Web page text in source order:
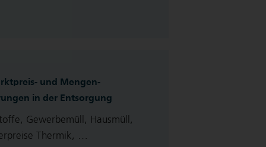
und Mengen-
in der Entsorgung
Gewerbemüll, Hausmüll,
Thermik, …